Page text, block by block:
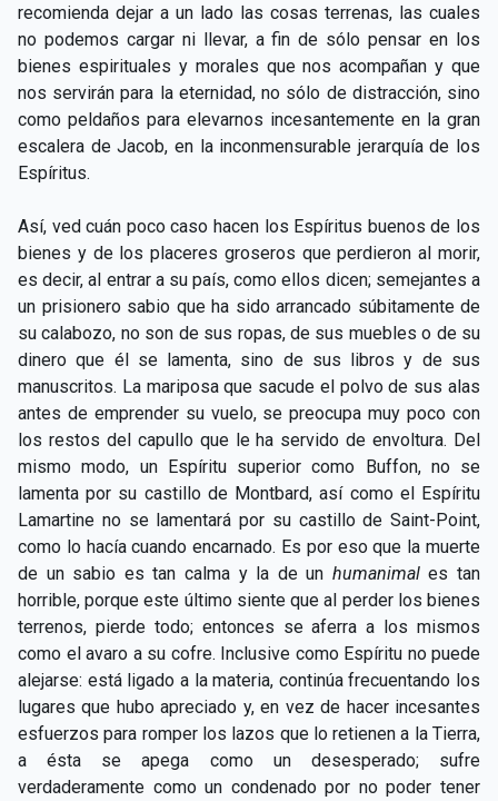
recomienda dejar a un lado las cosas terrenas, las cuales
no podemos cargar ni llevar, a fin de sólo pensar en los
bienes espirituales y morales que nos acompañan y que
nos servirán para la eternidad, no sólo de distracción, sino
como peldaños para elevarnos incesantemente en la gran
escalera de Jacob, en la inconmensurable jerarquía de los
Espíritus.
Así, ved cuán poco caso hacen los Espíritus buenos de los
bienes y de los placeres groseros que perdieron al morir,
es decir, al entrar a su país, como ellos dicen; semejantes a
un prisionero sabio que ha sido arrancado súbitamente de
su calabozo, no son de sus ropas, de sus muebles o de su
dinero que él se lamenta, sino de sus libros y de sus
manuscritos. La mariposa que sacude el polvo de sus alas
antes de emprender su vuelo, se preocupa muy poco con
los restos del capullo que le ha servido de envoltura. Del
mismo modo, un Espíritu superior como Buffon, no se
lamenta por su castillo de Montbard, así como el Espíritu
Lamartine no se lamentará por su castillo de Saint-Point,
como lo hacía cuando encarnado. Es por eso que la muerte
de un sabio es tan calma y la de un humanimales tan
horrible, porque este último siente que al perder los bienes
terrenos, pierde todo; entonces se aferra a los mismos
como el avaro a su cofre. Inclusive como Espíritu no puede
alejarse: está ligado a la materia, continúa frecuentando los
lugares que hubo apreciado y, en vez de hacer incesantes
esfuerzos para romper los lazos que lo retienen a la Tierra,
a ésta se apega como un desesperado; sufre
verdaderamente como un condenado por no poder tener